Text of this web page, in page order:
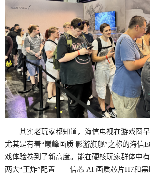
其实老玩家都知道，海信电视在游戏圈早
尤其是有着“巅峰画质 影游旗舰”之称的海信
戏体验卷到了新高度。能在硬核玩家群体中
两大“王炸”配置——信芯 AI 画质芯片H7和黑